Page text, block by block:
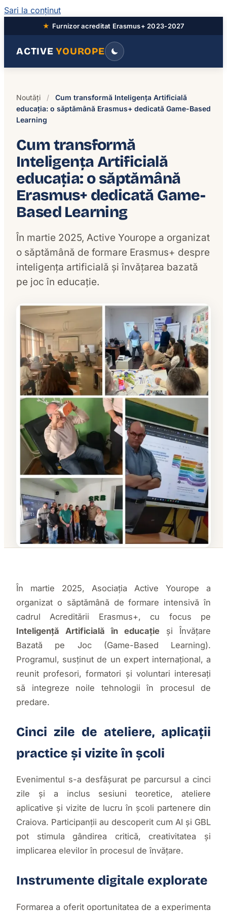
Sari la conținut
★ Furnizor acreditat Erasmus+ 2023-2027
ACTIVEYOUROPE
Noutăți /
Cum transformă Inteligența Artificială
educația: o săptămână Erasmus+ dedicată Game-Based
Learning
Cum transformă
Inteligența Artificială
educația: o săptămână
Erasmus+ dedicată Game-
Based Learning
În martie 2025, Active Yourope a organizat
o săptămână de formare Erasmus+ despre
inteligența artificială și învățarea bazată
pe joc în educație.
În martie 2025, Asociația Active Yourope a
organizat o săptămână de formare intensivă în
cadrul Acreditării Erasmus+, cu focus pe
Inteligență Artificială în educație și Învățare
Bazată pe Joc (Game-Based Learning).
Programul, susținut de un expert internațional, a
reunit profesori, formatori și voluntari interesați
să integreze noile tehnologii în procesul de
predare.
Cinci zile de ateliere, aplicații
practice și vizite în școli
Evenimentul s-a desfășurat pe parcursul a cinci
zile și a inclus sesiuni teoretice, ateliere
aplicative și vizite de lucru în școli partenere din
Craiova. Participanții au descoperit cum AI și GBL
pot stimula gândirea critică, creativitatea și
implicarea elevilor în procesul de învățare.
Instrumente digitale explorate
Formarea a oferit oportunitatea de a experimenta